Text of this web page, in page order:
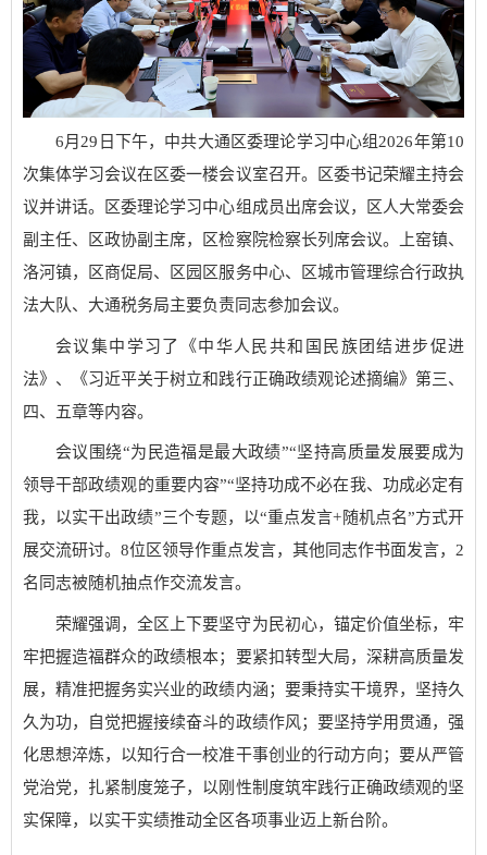
6月29日下午，中共大通区委理论学习中心组2026年第10
次集体学习会议在区委一楼会议室召开。区委书记荣耀主持会
议并讲话。区委理论学习中心组成员出席会议，区人大常委会
副主任、区政协副主席，区检察院检察长列席会议。上窑镇、
洛河镇，区商促局、区园区服务中心、区城市管理综合行政执
法大队、大通税务局主要负责同志参加会议。
会议集中学习了《中华人民共和国民族团结进步促进
法》、《习近平关于树立和践行正确政绩观论述摘编》第三、
四、五章等内容。
会议围绕“为民造福是最大政绩”“坚持高质量发展要成为
领导干部政绩观的重要内容”“坚持功成不必在我、功成必定有
我，以实干出政绩”三个专题，以“重点发言+随机点名”方式开
展交流研讨。8位区领导作重点发言，其他同志作书面发言，2
名同志被随机抽点作交流发言。
荣耀强调，全区上下要坚守为民初心，锚定价值坐标，牢
牢把握造福群众的政绩根本；要紧扣转型大局，深耕高质量发
展，精准把握务实兴业的政绩内涵；要秉持实干境界，坚持久
久为功，自觉把握接续奋斗的政绩作风；要坚持学用贯通，强
化思想淬炼，以知行合一校准干事创业的行动方向；要从严管
党治党，扎紧制度笼子，以刚性制度筑牢践行正确政绩观的坚
实保障，以实干实绩推动全区各项事业迈上新台阶。